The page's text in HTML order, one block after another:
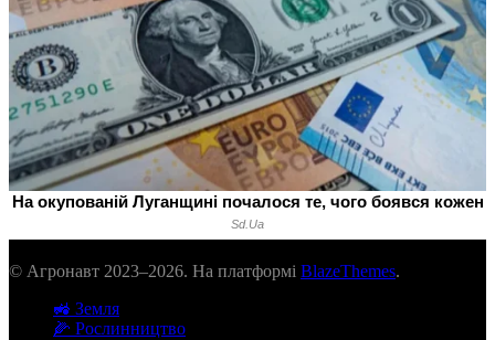
© Агронавт 2023–2026. На платформі BlazeThemes.
🚜 Земля
🌽 Рослинництво